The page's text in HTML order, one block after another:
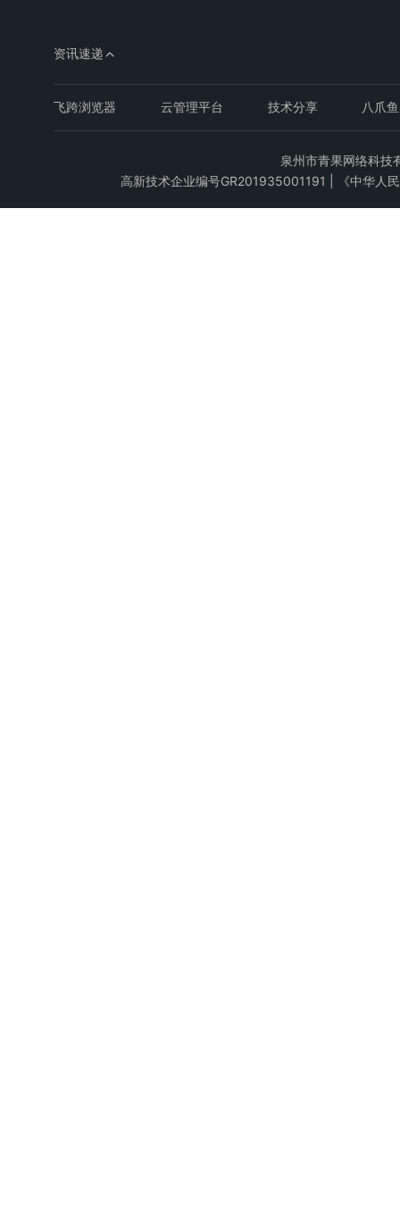
资讯速递
飞跨浏览器 云管理平台 技术分享 八爪
泉州市青果网络科
高新技术企业编号GR201935001191 | 《中华人